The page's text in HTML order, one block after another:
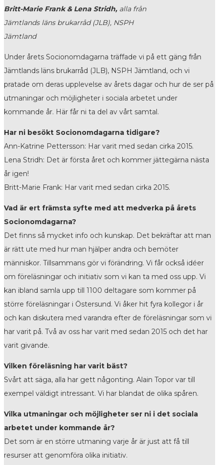
Britt-Marie Frank & Lena Stridh, alla från
Jämtlands läns brukarråd (JLB), NSPH
Jämtland
Under årets Socionomdagarna träffade vi på ett gäng från
Jämtlands läns brukarråd (JLB), NSPH Jämtland, och vi
pratade om deras upplevelse av årets dagar och hur de ser på
utmaningar och möjligheter i sociala arbetet under
kommande år. Här får ni ta del av vårt samtal.
Har ni besökt Socionomdagarna tidigare?
Ann-Katrine Pettersson: Har varit med sedan cirka 2015.
Lena Stridh: Det är första året och kommer jättegärna nästa
år igen!
Britt-Marie Frank: Har varit med sedan cirka 2015.
Vad är ert främsta syfte med att medverka på årets
Socionomdagarna?
Det finns så mycket info och kunskap. Det bekräftar att man
är rätt ute med hur man hjälper andra och bemöter
människor. Tillsammans gör vi förändring. Vi får också idéer
om föreläsningar och initiativ som vi kan ta med oss upp. Vi
kan ibland samla upp till 1100 deltagare som kommer på
större föreläsningar i Östersund. Vi åker hit fyra kollegor i år
och kan diskutera med varandra efter de föreläsningar som vi
har varit på. Två av oss har varit med sedan 2015 och det har
varit givande.
Vilken föreläsning har varit bäst?
Svårt att säga, alla har gett någonting. Alain Topor var till
exempel väldigt intressant. Vi har blandat de olika spåren.
Vilka utmaningar och möjligheter ser ni i det sociala
arbetet under kommande år?
Det som är en större utmaning varje år är just att få till
resurser att genomföra olika initiativ.